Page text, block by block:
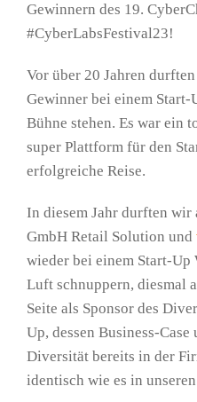
Gewinnern des 19.
#CyberLabsFestival23!
Vor über 20 Jahren
Gewinner bei einem
Bühne stehen. Es war ein
super Plattform für den
erfolgreiche Reise.
In diesem Jahr durften
GmbH Retail Solution und
wieder bei einem Start-Up
Luft schnuppern, diesmal
Seite als Sponsor des
Up, dessen Business-
Diversität bereits in der
identisch wie es in